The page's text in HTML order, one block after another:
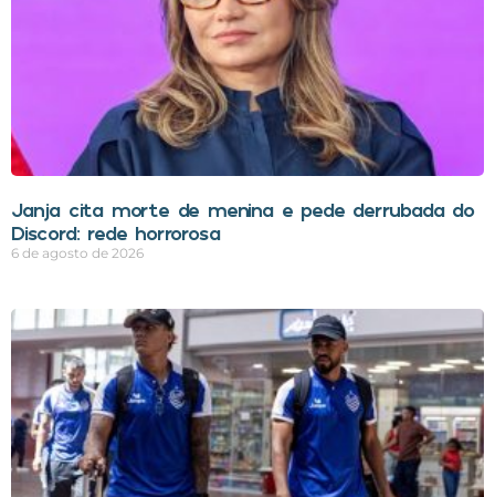
Janja cita morte de menina e pede derrubada do
Discord: rede horrorosa
6 de agosto de 2026